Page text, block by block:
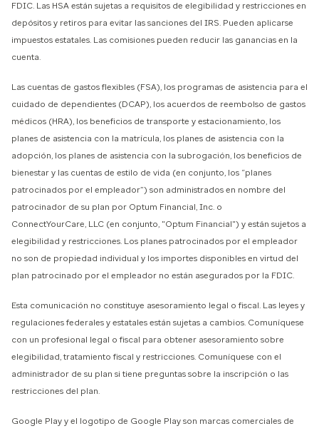
FDIC. Las HSA están sujetas a requisitos de elegibilidad y restricciones en
depósitos y retiros para evitar las sanciones del IRS. Pueden aplicarse
impuestos estatales. Las comisiones pueden reducir las ganancias en la
cuenta.
Las cuentas de gastos flexibles (FSA), los programas de asistencia para el
cuidado de dependientes (DCAP), los acuerdos de reembolso de gastos
médicos (HRA), los beneficios de transporte y estacionamiento, los
planes de asistencia con la matrícula, los planes de asistencia con la
adopción, los planes de asistencia con la subrogación, los beneficios de
bienestar y las cuentas de estilo de vida (en conjunto, los “planes
patrocinados por el empleador”) son administrados en nombre del
patrocinador de su plan por Optum Financial, Inc. o
ConnectYourCare, LLC (en conjunto, "Optum Financial") y están sujetos a
elegibilidad y restricciones. Los planes patrocinados por el empleador
no son de propiedad individual y los importes disponibles en virtud del
plan patrocinado por el empleador no están asegurados por la FDIC.
Esta comunicación no constituye asesoramiento legal o fiscal. Las leyes y
regulaciones federales y estatales están sujetas a cambios. Comuníquese
con un profesional legal o fiscal para obtener asesoramiento sobre
elegibilidad, tratamiento fiscal y restricciones. Comuníquese con el
administrador de su plan si tiene preguntas sobre la inscripción o las
restricciones del plan.
Google Play y el logotipo de Google Play son marcas comerciales de